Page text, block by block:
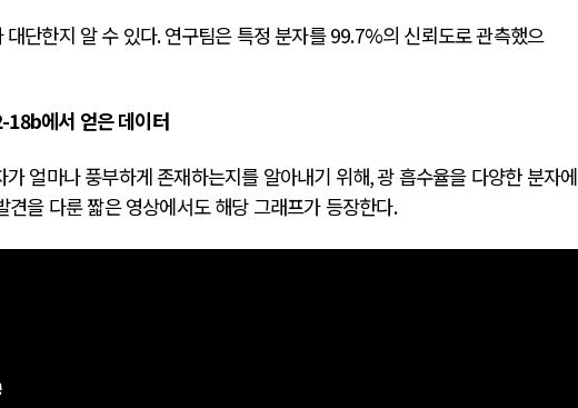
대단한지 알 수 있다.연구팀은 특정 분자를99.7%의 신뢰도로 관측했으
18b에서 얻은 데이터
얼마나 풍부하게 존재하는지를 알아내기 위해,광 흡수율을 다양한 분자에
견을 다룬 짧은 영상에서도 해당 그래프가 등장한다.